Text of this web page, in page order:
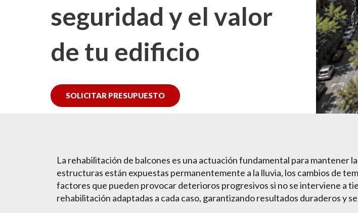
seguridad y el valor
de tu edificio
SOLICITAR PRESUPUESTO
La rehabilitación de balcones es una actuación fundamental para mantener
estructuras están expuestas permanentemente a la lluvia, los cambios de
factores que pueden provocar deterioros progresivos si no se interviene a
rehabilitación adaptadas a cada caso, garantizando resultados duraderos y